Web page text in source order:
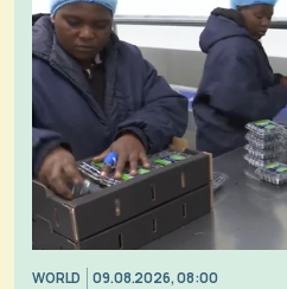
WORLD 09.08.2026, 08:00